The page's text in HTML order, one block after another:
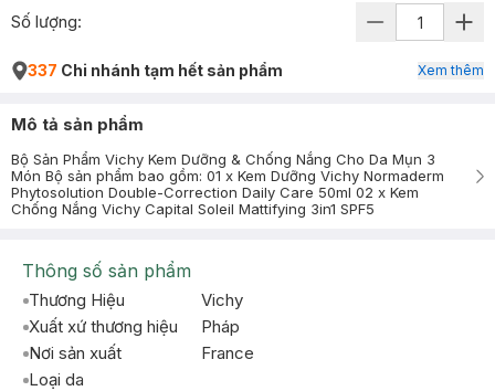
Số lượng:
337 Chi nhánh tạm hết sản phẩm Xem thêm
Mô tả sản phẩm
Bộ Sản Phẩm Vichy Kem Dưỡng & Chống Nắng Cho Da Mụn 3
Món Bộ sản phẩm bao gồm: 01 x Kem Dưỡng Vichy Normaderm
Phytosolution Double-Correction Daily Care 50ml 02 x Kem
Chống Nắng Vichy Capital Soleil Mattifying 3in1 SPF5
Thông số sản phẩm
Thương Hiệu
Vichy
Xuất xứ thương hiệu
Pháp
Nơi sản xuất
France
Loại da